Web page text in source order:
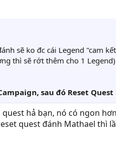
sẽ ko đc cái Legend "cam
thì sẽ rớt thêm cho 1
sau đó Reset
hả bạn, nó có ngon
quest đánh Mathael thì